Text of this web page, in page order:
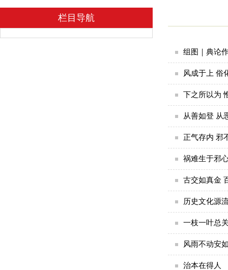
栏目导航
组图｜典论
风成于上 俗
下之所以为
从善如登 从
正气存内 邪
祸难生于邪
古交如真金
历史文化源
一枝一叶总
风雨不动安
治本在得人